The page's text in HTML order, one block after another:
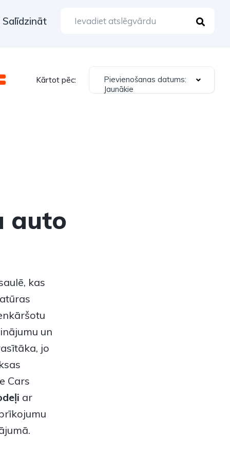
Salīdzināt
Kārtot pēc:
Pievienošanas datums:
Jaunākie
auto
kas
un
jo
Cars
ar